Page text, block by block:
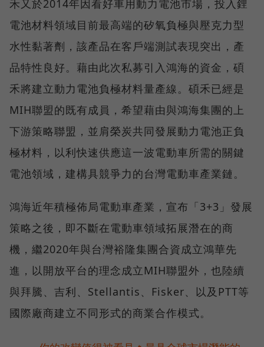
禾又於2014年因看好車用動力電池市場，投入鋰
電池材料領域目前最高端的矽氧負極與壓克力型
水性黏著劑，該產品在客戶端測試表現突出，產
品特性良好。藉由此次私募引入鴻海的資金，碩
禾將建立動力電池負極材料量產線。碩禾已經是
MIH聯盟的既有成員，希望藉由與鴻海集團的上
下游策略聯盟，並肩榮炭共同發展動力電池正負
極材料，以利快速供應這一波電動車所需的關鍵
電池領域，建構具競爭力的台灣電動車產業鏈。
鴻海近年積極佈局電動車產業，宣布「3+3」發展
策略之後，即不斷在電動車領域拓展潛在的商
機，繼2020年與台灣裕隆集團合資成立鴻華先
進，以開放平台的理念成立MIH聯盟外，也陸續
與拜騰、吉利、Stellantis、Fisker、以及PTT等
國際廠商建立不同形式的商業合作模式。